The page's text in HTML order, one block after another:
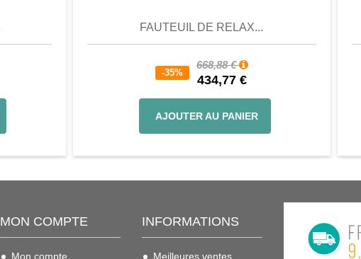
FAUTEUIL DE RELAX...
-35%
668,88 €
434,77 €
AJOUTER AU PANIER
MON COMPTE
Mon compte
INFORMATIONS
Meilleures ventes